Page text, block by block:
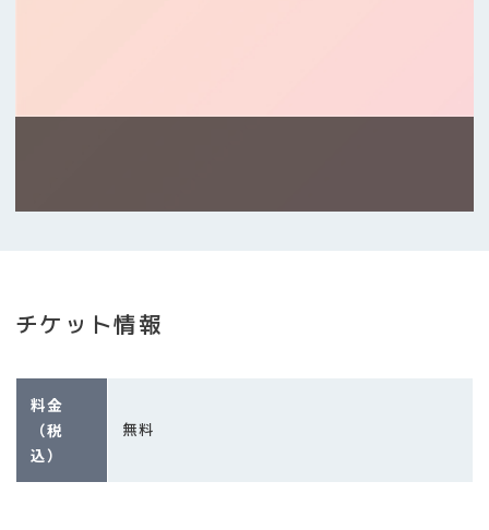
チケット情報
料金
（税
込）
無料